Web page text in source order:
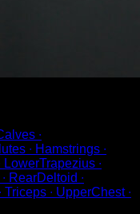
∙
∙ Hamstrings ∙
LowerTrapezius ∙
RearDeltoid ∙
∙ UpperChest ∙